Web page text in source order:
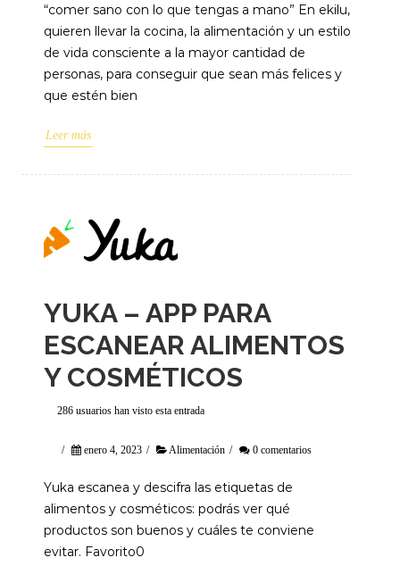
“comer sano con lo que tengas a mano” En ekilu,
quieren llevar la cocina, la alimentación y un estilo
de vida consciente a la mayor cantidad de
personas, para conseguir que sean más felices y
que estén bien
Leer más
YUKA – APP PARA
ESCANEAR ALIMENTOS
Y COSMÉTICOS
286 usuarios han visto esta entrada
/ enero 4, 2023 / Alimentación / 0 comentarios
Yuka escanea y descifra las etiquetas de
alimentos y cosméticos: podrás ver qué
productos son buenos y cuáles te conviene
evitar. Favorito0